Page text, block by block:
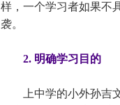
样，一个学习者如果不
袭。
2. 明确学习目的
上中学的小外孙吉文